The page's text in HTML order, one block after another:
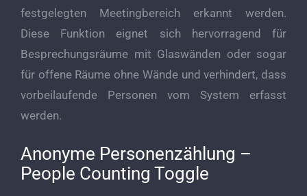
festgelegten Meetingbereich erkannt werden.
Diese Funktion eignet sich hervorragend für
Besprechungsräume mit Glaswänden oder sogar
für offene Räume ohne Wände und verhindert, dass
vorbeilaufende Personen vom System erfasst
werden.
Anonyme Personenzählung –
People Counting Toggle